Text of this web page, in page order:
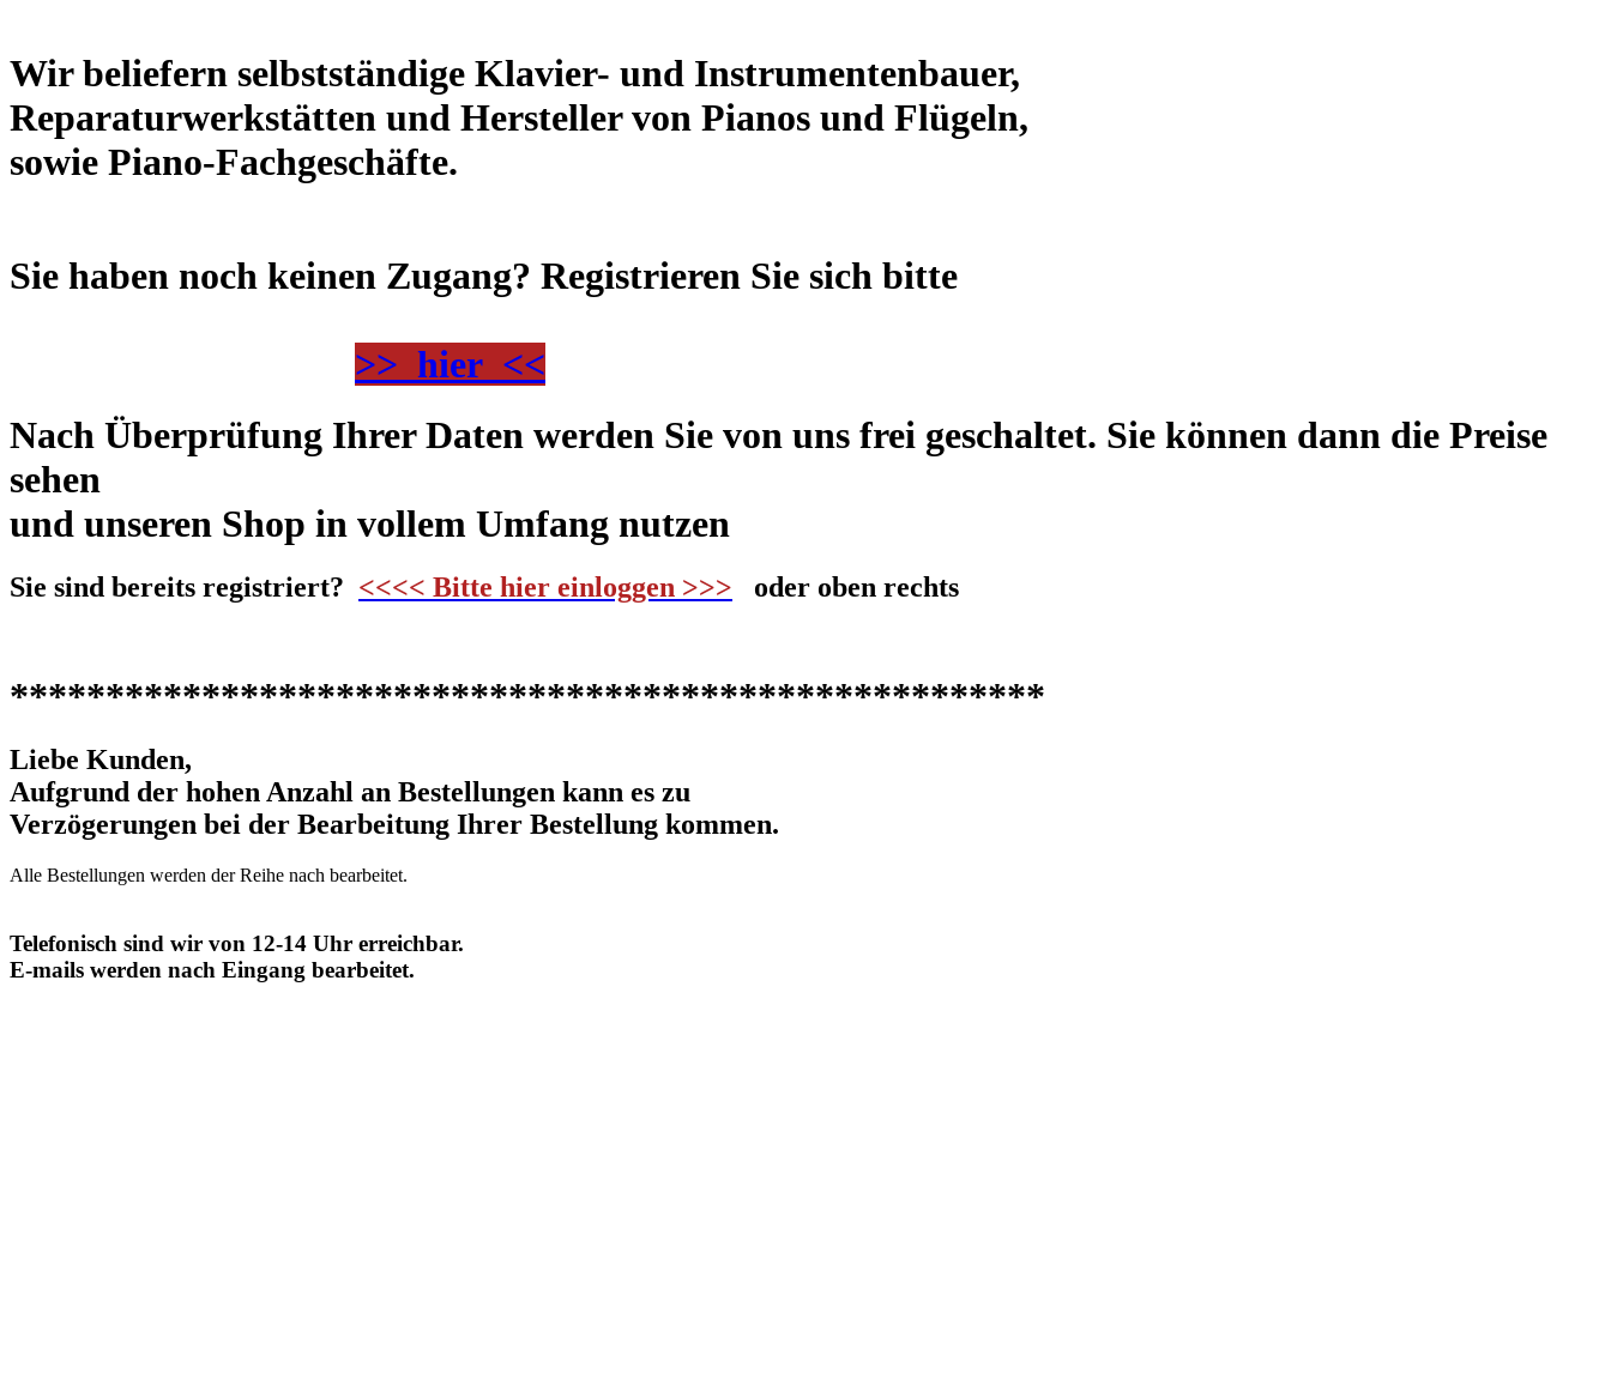
Wir beliefern selbstständige Klavier- und Instrumentenbauer,
Reparaturwerkstätten und Hersteller von Pianos und Flügeln,
sowie Piano-Fachgeschäfte.
Sie haben noch keinen Zugang? Registrieren Sie sich bitte
>> hier <<
Nach Überprüfung Ihrer Daten werden Sie von uns frei geschaltet. Sie können dann die Preise
sehen
und unseren Shop in vollem Umfang nutzen
Sie sind bereits registriert? <<<< Bitte hier einloggen >>> oder oben rechts
******************************************************
Liebe Kunden,
Aufgrund der hohen Anzahl an Bestellungen kann es zu
Verzögerungen bei der Bearbeitung Ihrer Bestellung kommen.
Alle Bestellungen werden der Reihe nach bearbeitet.
Telefonisch sind wir von 12-14 Uhr erreichbar.
E-mails werden nach Eingang bearbeitet.